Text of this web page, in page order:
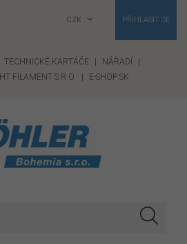
PŘIHLÁSIT SE
CZK
TECHNICKÉ KARTÁČE NÁŘADÍ
HT FILAMENT S.R.O. E-SHOP SK